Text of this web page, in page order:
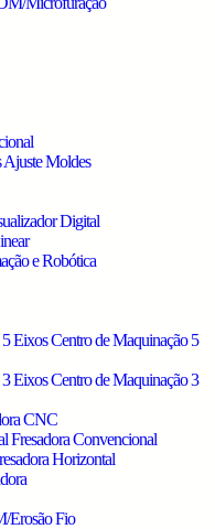
Ajuste Moldes
Digital
e Robótica
EixosCentro de Maquinação 5
EixosCentro de Maquinação 3
CNC
Fresadora Convencional
Horizontal
Erosão Fio